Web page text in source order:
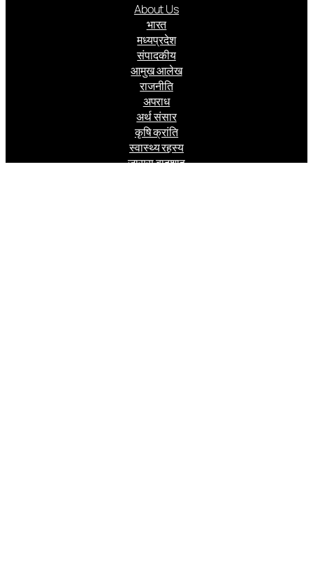
About Us
भारत
मध्यप्रदेश
संपादकीय
आमुख आलेख
राजनीति
अपराध
अर्थ संसार
कृषि क्रांति
स्वास्थ्य रहस्य
जासूस बादशाह